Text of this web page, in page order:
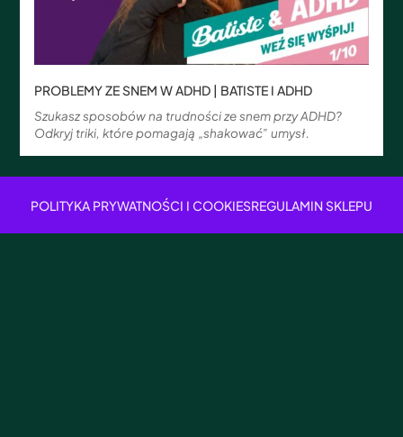
PROBLEMY ZE SNEM W ADHD | BATISTE I ADHD
Szukasz sposobów na trudności ze snem przy ADHD?
Odkryj triki, które pomagają „shakować” umysł.
POLITYKA PRYWATNOŚCI I COOKIESREGULAMIN SKLEPU